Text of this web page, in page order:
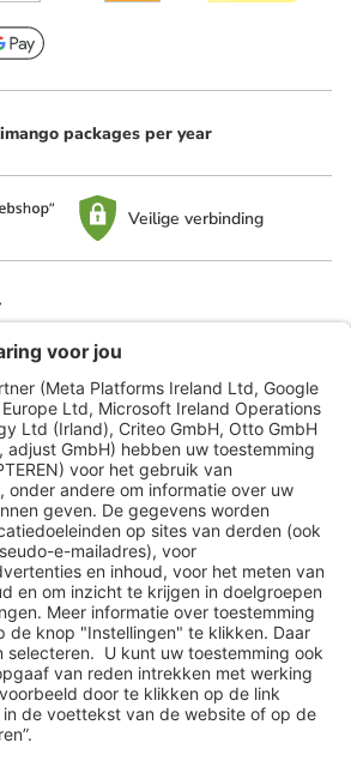
packages per year
Veilige verbinding